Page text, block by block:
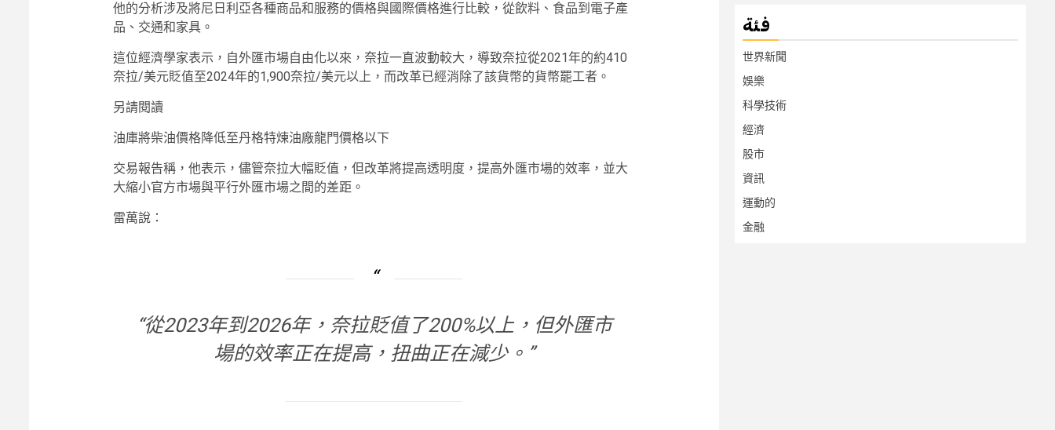
他的分析涉及將尼日利亞各種商品和服務的價格與國際價格進行比較，從飲料、食品到電子產
品、交通和家具。
這位經濟學家表示，自外匯市場自由化以來，奈拉一直波動較大，導致奈拉從2021年的約410
奈拉/美元貶值至2024年的1,900奈拉/美元以上，而改革已經消除了該貨幣的貨幣罷工者。
另請閱讀
油庫將柴油價格降低至丹格特煉油廠龍門價格以下
交易報告稱，他表示，儘管奈拉大幅貶值，但改革將提高透明度，提高外匯市場的效率，並大
大縮小官方市場與平行外匯市場之間的差距。
雷萬說：
“從2023年到2026年，奈拉貶值了200%以上，但外匯市
場的效率正在提高，扭曲正在減少。”
فئة
世界新聞
娛樂
科學技術
經濟
股市
資訊
運動的
金融